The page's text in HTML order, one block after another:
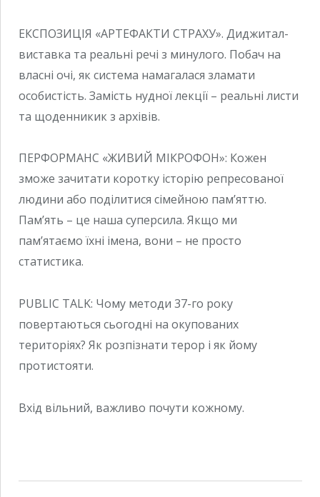
ЕКСПОЗИЦІЯ «АРТЕФАКТИ СТРАХУ». Диджитал-
виставка та реальні речі з минулого. Побач на
власні очі, як система намагалася зламати
особистість. Замість нудної лекції – реальні листи
та щоденникик з архівів.
ПЕРФОРМАНС «ЖИВИЙ МІКРОФОН»: Кожен
зможе зачитати коротку історію репресованої
людини або поділитися сімейною пам’яттю.
Пам’ять – це наша суперсила. Якщо ми
пам’ятаємо їхні імена, вони – не просто
статистика.
PUBLIC TALK: Чому методи 37-го року
повертаються сьогодні на окупованих
територіях? Як розпізнати терор і як йому
протистояти.
Вхід вільний, важливо почути кожному.